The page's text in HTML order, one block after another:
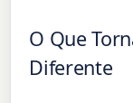
O Que
Diferente